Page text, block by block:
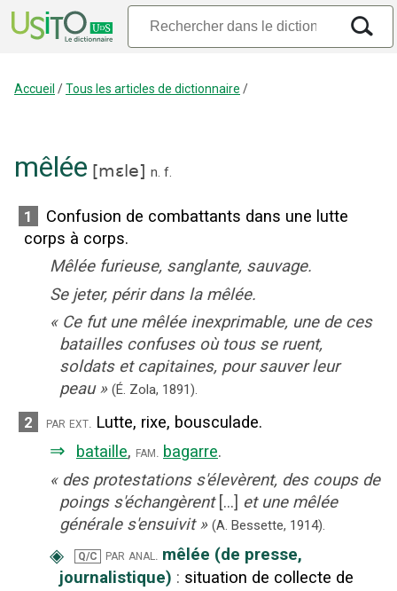
Accueil /Tous les articles de dictionnaire /
mêlée [mɛle] n. f.
1
Confusion de combattants dans une lutte
corps à corps.
Mêlée furieuse, sanglante, sauvage.
Se jeter, périr dans la mêlée.
« Ce fut une mêlée inexprimable, une de ces
batailles confuses où tous se ruent,
soldats et capitaines, pour sauver leur
peau » (É. Zola, 1891).
2 par ext. Lutte, rixe, bousculade.
⇒ bataille, fam. bagarre.
« des protestations s'élevèrent, des coups de
poings s'échangèrent [...] et une mêlée
générale s'ensuivit » (A. Bessette, 1914).
◈ Q/C par anal.
mêlée (de presse,
journalistique) : situation de collecte de